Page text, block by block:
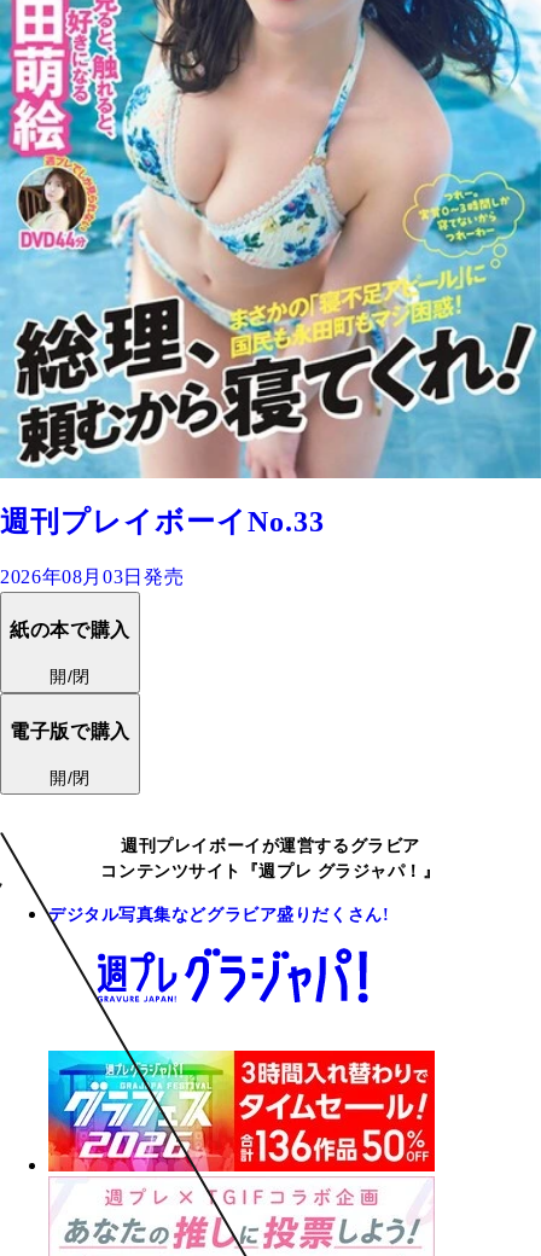
週刊プレイボーイNo.33
2026年08月03日発売
紙の本で購入
開/閉
電子版で購入
開/閉
週刊プレイボーイが運営するグラビア
コンテンツサイト『週プレ グラジャパ！』
デジタル写真集などグラビア盛りだくさん!